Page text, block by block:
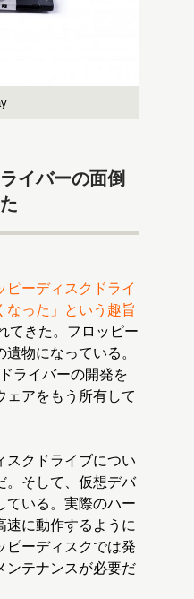
イバーの面倒
ピーディスクドライ
なった」という趣旨
てきた。フロッピー
物になっている。
ライバーの開発を
ェアをもう所有して
クドライブについ
。そして、仮想デバ
ている。実際のハー
速に動作するように
ピーディスクでは発
ンテナンスが必要だ